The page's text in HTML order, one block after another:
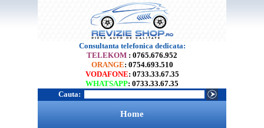
Consultanta telefonica dedicata:
TELEKOM : 0765.676.952
ORANGE: 0754.693.510
VODAFONE: 0733.33.67.35
WHATSAPP: 0733.33.67.35
Cauta:
Home